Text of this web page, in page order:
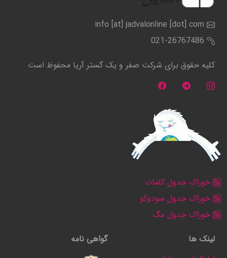
info [at] jadvalonline [dot] com
021-26767486
کلیه حقوق برای شرکت صفر و یک گستر آریا محفوظ است
خوراک جدول کلمات
خوراک جدول سودوکو
خوراک جدول مگ
لینک ها
گواهی نامه